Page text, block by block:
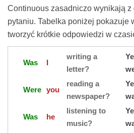
Continuous zasadniczo wynikają
pytaniu. Tabelka poniżej pokazuje
tworzyć krótkie odpowiedzi w
Was I
writing a
letter?
Were you
reading a
newspaper?
Was he
listening to
music?